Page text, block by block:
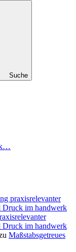
Suche
praxisrelevanter
Druck im handwerk
Druck im handwerk
Maßstabsgetreues